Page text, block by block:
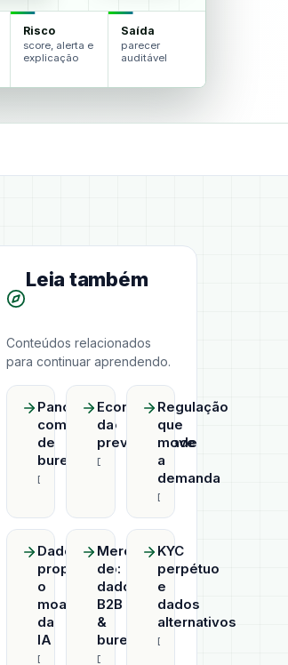
Risco
score, alerta e
explicação
Saída
parecer
auditável
Leia também
Conteúdos relacionados
para continuar aprendendo.
Panorama
competitivo
de
bureaus
Economia
da
previsibilidade
Regulação
que
move
a
demanda
Dado
proprietário:
o
moat
da
IA
Mercado
de
dados
B2B
&
bureaus
KYC
perpétuo
e
dados
alternativos